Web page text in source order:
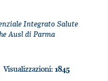
Integrato Salute
Ausl di Parma
Visualizzazioni: 1845